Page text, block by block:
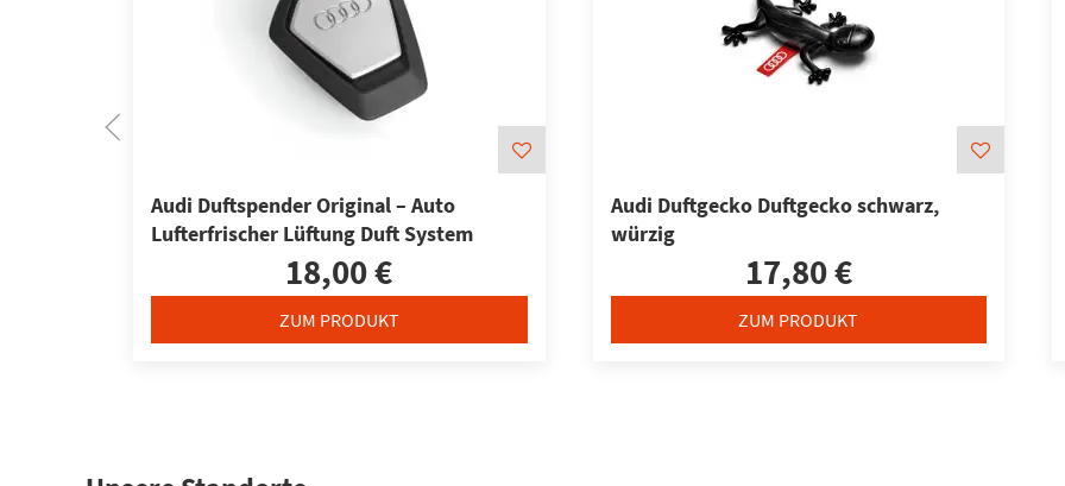
Audi Duftspender Original – Auto
Lufterfrischer Lüftung Duft System
18,00 €
ZUM PRODUKT
Audi Duftgecko Duftgecko schwarz,
würzig
17,80 €
ZUM PRODUKT